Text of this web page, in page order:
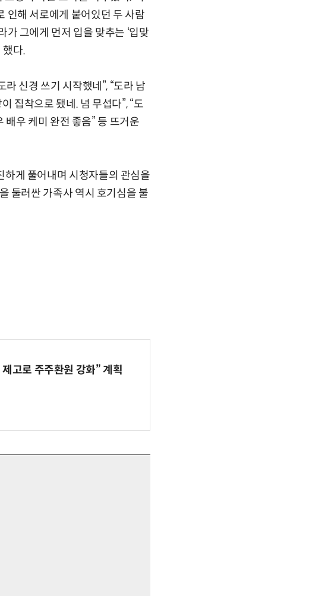
인해 서로에게 붙어있던 두 사람
그에게 먼저 입을 맞추는 ‘입맞
했다.
신경 쓰기 시작했네”, “도라 남
집착으로 됐네. 넘 무섭다”, “도
배우 케미 완전 좋음” 등 뜨거운
하게 풀어내며 시청자들의 관심을
둘러싼 가족사 역시 호기심을 불
고로 주주환원 강화” 계획